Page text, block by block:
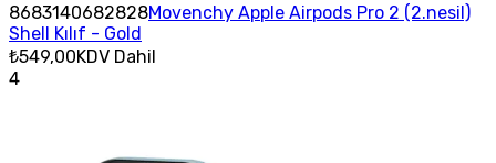
8683140682828Movenchy Apple Airpods Pro 2 (2.nesil)
Shell Kılıf - Gold
₺549,00KDV Dahil
4